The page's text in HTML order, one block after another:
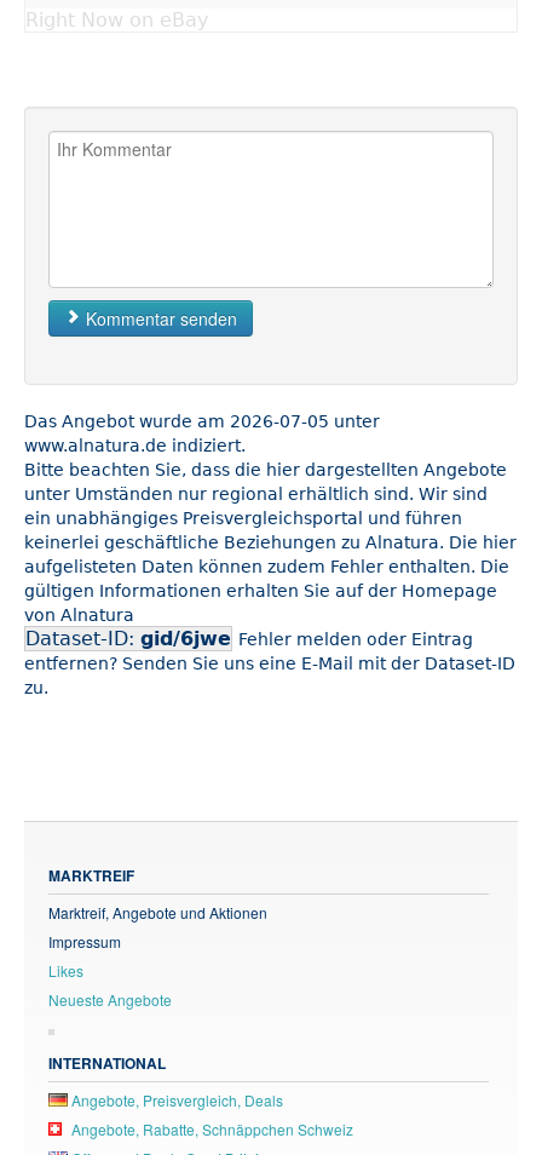
Right Now on eBay
Kommentar senden
Das Angebot wurde am 2026-07-05 unter
www.alnatura.de indiziert.
Bitte beachten Sie, dass die hier dargestellten Angebote
unter Umständen nur regional erhältlich sind. Wir sind
ein unabhängiges Preisvergleichsportal und führen
keinerlei geschäftliche Beziehungen zu Alnatura. Die hier
aufgelisteten Daten können zudem Fehler enthalten. Die
gültigen Informationen erhalten Sie auf der Homepage
von Alnatura
Dataset-ID: gid/6jwe Fehler melden oder Eintrag
entfernen? Senden Sie uns eine E-Mail mit der Dataset-ID
zu.
MARKTREIF
Marktreif, Angebote und Aktionen
Impressum
Likes
Neueste Angebote
INTERNATIONAL
Angebote, Preisvergleich, Deals
Angebote, Rabatte, Schnäppchen Schweiz